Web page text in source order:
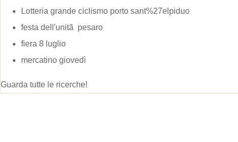
Lotteria grande ciclismo porto sant%27elpiduo
festa dell'unitã pesaro
fiera 8 luglio
mercatino giovedì
Guarda tutte le ricerche!